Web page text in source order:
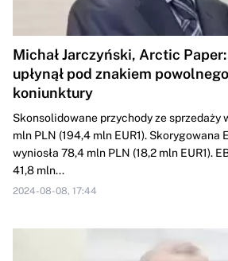
Michał Jarczyński, Arctic
upłynął pod znakiem
koniunktury
Skonsolidowane przychody ze sprzedaży
mln PLN (194,4 mln EUR1). Skorygowana
wyniosła 78,4 mln PLN (18,2 mln EUR1).
41,8 mln...
2024-08-08, 17:44